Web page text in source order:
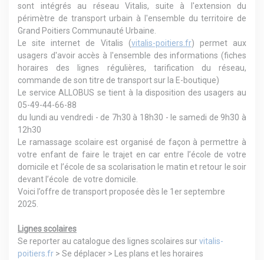
sont intégrés au réseau Vitalis, suite à l'extension du
périmètre de transport urbain à l'ensemble du territoire de
Grand Poitiers Communauté Urbaine.
Le site internet de Vitalis (vitalis-poitiers.fr) permet aux
usagers d'avoir accès à l'ensemble des informations (fiches
horaires des lignes régulières, tarification du réseau,
commande de son titre de transport sur la E-boutique)
Le service ALLOBUS se tient à la disposition des usagers au
05-49-44-66-88
du lundi au vendredi - de 7h30 à 18h30 - le samedi de 9h30 à
12h30
Le ramassage scolaire est organisé de façon à permettre à
votre enfant de faire le trajet en car entre l’école de votre
domicile et l’école de sa scolarisation le matin et retour le soir
devant l’école de votre domicile.
Voici l’offre de transport proposée dès le 1er septembre
2025.
Lignes scolaires
Se reporter au catalogue des lignes scolaires survitalis-
poitiers.fr > Se déplacer > Les plans et les horaires